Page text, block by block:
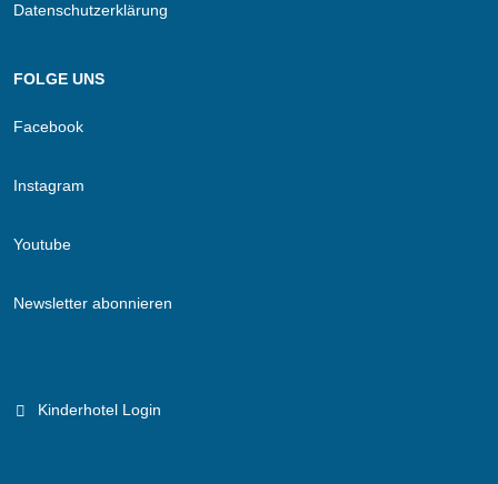
Datenschutzerklärung
FOLGE UNS
Facebook
Instagram
Youtube
Newsletter abonnieren
Kinderhotel Login